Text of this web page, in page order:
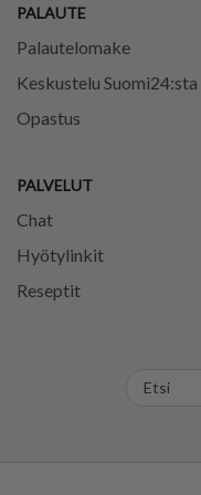
PALAUTE
Palautelomake
Keskustelu Suomi24:sta
Opastus
PALVELUT
Chat
Hyötylinkit
Reseptit